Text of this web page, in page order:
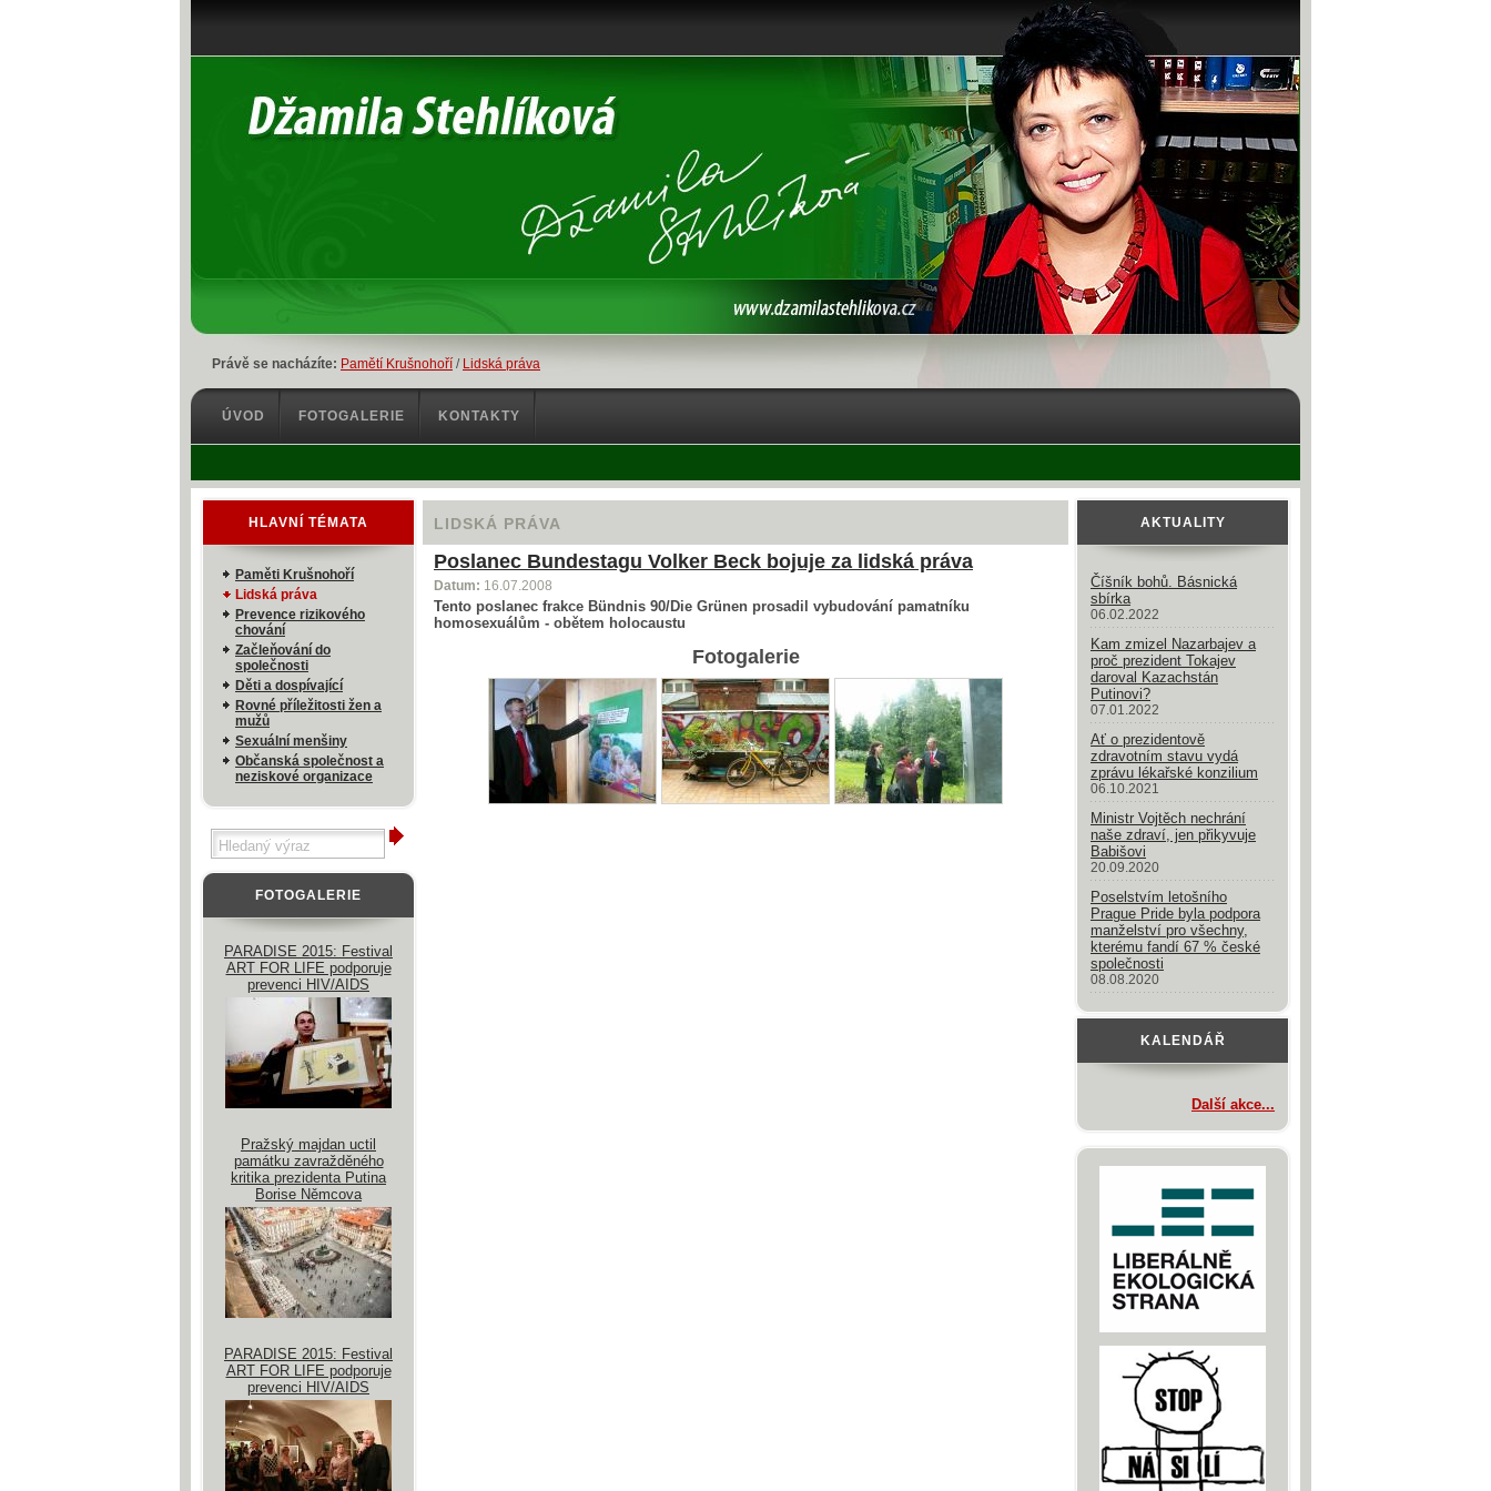
Právě se nacházíte: Pamětí Krušnohoří / Lidská práva
LIDSKÁ PRÁVA
Poslanec Bundestagu Volker Beck bojuje za lidská práva
Datum: 16.07.2008
Tento poslanec frakce Bündnis 90/Die Grünen prosadil vybudování pamatníku
homosexuálům - obětem holocaustu
Fotogalerie
HLAVNÍ TÉMATA
Paměti Krušnohoří
Lidská práva
Prevence rizikového
chování
Začleňování do
společnosti
Děti a dospívající
Rovné příležitosti žen a
mužů
Sexuální menšiny
Občanská společnost a
neziskové organizace
FOTOGALERIE
PARADISE 2015: Festival
ART FOR LIFE podporuje
prevenci HIV/AIDS
Pražský majdan uctil
památku zavražděného
kritika prezidenta Putina
Borise Němcova
PARADISE 2015: Festival
ART FOR LIFE podporuje
prevenci HIV/AIDS
AKTUALITY
Číšník bohů. Básnická
sbírka
06.02.2022
Kam zmizel Nazarbajev a
proč prezident Tokajev
daroval Kazachstán
Putinovi?
07.01.2022
Ať o prezidentově
zdravotním stavu vydá
zprávu lékařské konzilium
06.10.2021
Ministr Vojtěch nechrání
naše zdraví, jen přikyvuje
Babišovi
20.09.2020
Poselstvím letošního
Prague Pride byla podpora
manželství pro všechny,
kterému fandí 67 % české
společnosti
08.08.2020
KALENDÁŘ
Další akce...
ÚVOD FOTOGALERIE KONTAKTY